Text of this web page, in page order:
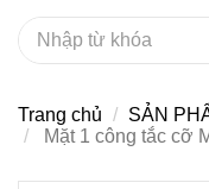
Trang chủ SẢN
Mặt 1 công tắc cỡ